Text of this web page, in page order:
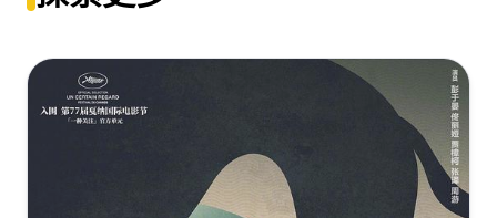
熊猫计划之部落奇遇记[60帧率版本][高码版][国语音轨/简
繁英字幕].2026.2160p.HQ.WEB-
DL.H265.HDR.60fps.DTS5.1-DreamHD
熊猫计划之部落奇遇记[杜比视界版本][高码版][国语音轨/